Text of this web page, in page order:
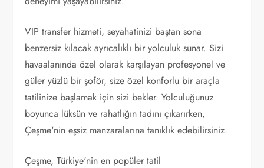
VIP transfer hizmeti, seyahatinizi baştan sona
benzersiz kılacak ayrıcalıklı bir yolculuk sunar. Sizi
havaalanında özel olarak karşılayan profesyonel ve
güler yüzlü bir şoför, size özel konforlu bir araçla
tatilinize başlamak için sizi bekler. Yolculuğunuz
boyunca lüksün ve rahatlığın tadını çıkarırken,
Çeşme'nin eşsiz manzaralarına tanıklık edebilirsiniz.
Çeşme, Türkiye'nin en popüler tatil